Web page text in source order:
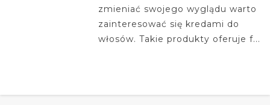
zmieniać swojego wyglądu warto
zainteresować się kredami do
włosów. Takie produkty oferuje f...